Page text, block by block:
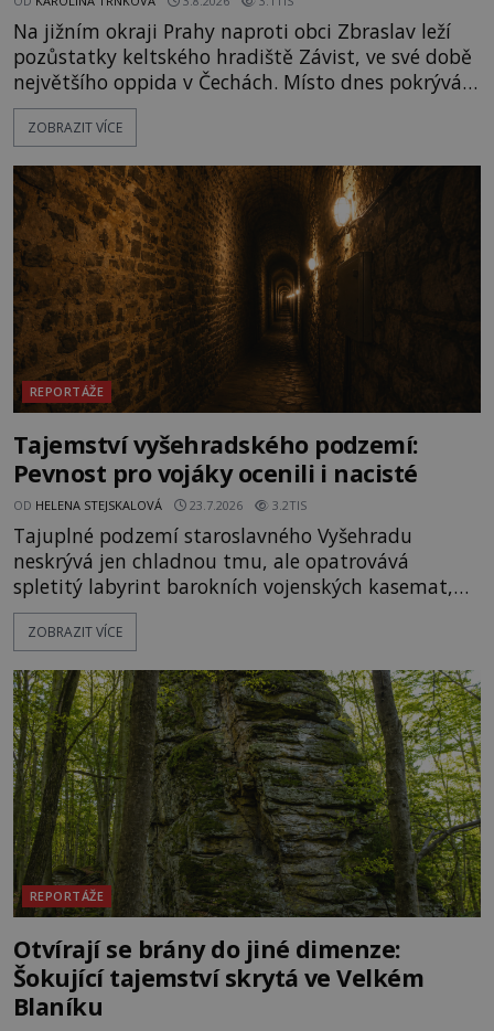
Na jižním okraji Prahy naproti obci Zbraslav leží
pozůstatky keltského hradiště Závist, ve své době
největšího oppida v Čechách. Místo dnes pokrývá
les, zbytky po kdysi monumentálním hradišti jsou
ale v terénu patrné stále. Co dalšího tu po Keltech
vrch Hr
ZOBRAZIT VÍCE
REPORTÁŽE
Tajemství vyšehradského podzemí:
Pevnost pro vojáky ocenili i nacisté
OD HELENA STEJSKALOVÁ 23.7.2026 3.2TIS
Tajuplné podzemí staroslavného Vyšehradu
neskrývá jen chladnou tmu, ale opatrovává
spletitý labyrint barokních vojenských kasemat,
zapomenuté chrámy a vzácné národní poklady.
Hluboko uvnitř mohutné skály nad řekou Vltavou
vyhýbá shonu moderní metropole. Místo, ke
kterému se vážou nejstarší české mýty, ve svých
temných útrobách střeží monumentální
ZOBRAZIT VÍCE
REPORTÁŽE
Otvírají se brány do jiné dimenze:
Šokující tajemství skrytá ve Velkém
Blaníku